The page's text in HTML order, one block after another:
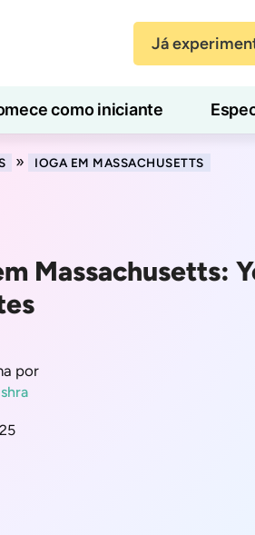
Já
como iniciante
Bem-Estar Blog
» IOGA EM MASSACHUSETTS
Massachusetts:
por